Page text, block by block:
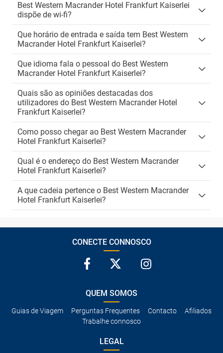
Best Western Macrander Hotel Frankfurt Kaiserlei
dispõe de wi-fi?
Que horário de entrada e saída tem Best Western
Macrander Hotel Frankfurt Kaiserlei?
Que idioma fala o pessoal do Best Western
Macrander Hotel Frankfurt Kaiserlei?
Quais são as opiniões destacadas dos
utilizadores do Best Western Macrander Hotel
Frankfurt Kaiserlei?
Como posso chegar ao Best Western Macrander
Hotel Frankfurt Kaiserlei?
Qual é o endereço do Best Western Macrander
Hotel Frankfurt Kaiserlei?
A que cadeia pertence o Best Western Macrander
Hotel Frankfurt Kaiserlei?
CONECTE CONNOSCO
QUEM SOMOS
Guias de Viagem Perguntas Frequentes Contacto
Afiliados
Trabalhe connosco
LEGAL